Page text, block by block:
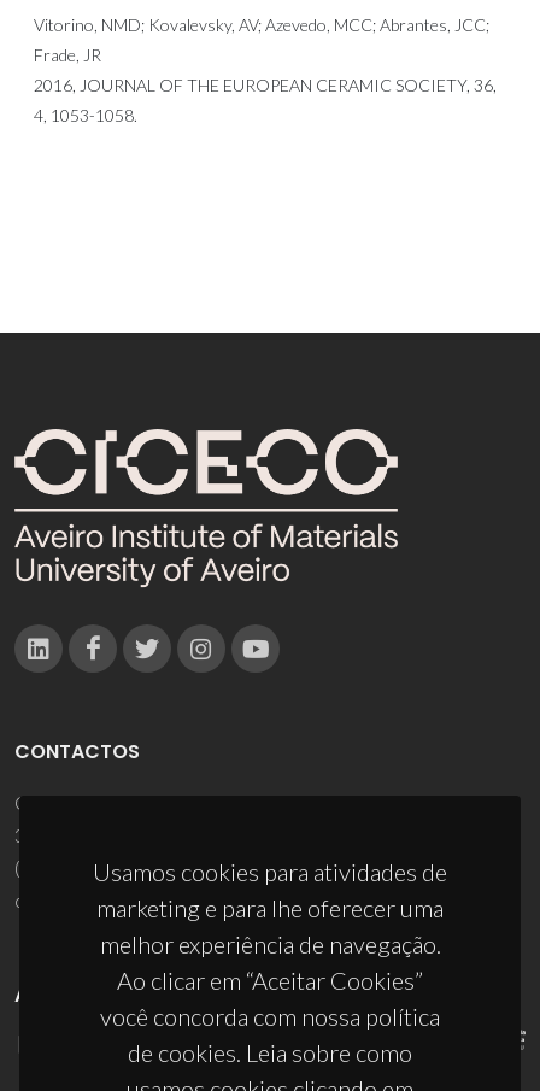
Vitorino, NMD; Kovalevsky, AV; Azevedo, MCC; Abrantes, JCC;
Frade, JR
2016, JOURNAL OF THE EUROPEAN CERAMIC SOCIETY, 36,
4, 1053-1058.
Usamos cookies para atividades de
marketing e para lhe oferecer uma
melhor experiência de navegação.
Ao clicar em “Aceitar Cookies”
você concorda com nossa política
de cookies. Leia sobre como
CONTACTOS
Campus Universitário de Santiago
3810-193 Aveiro - Portugal
(+351) 234 370 200
ciceco@ua.pt
APOIOS